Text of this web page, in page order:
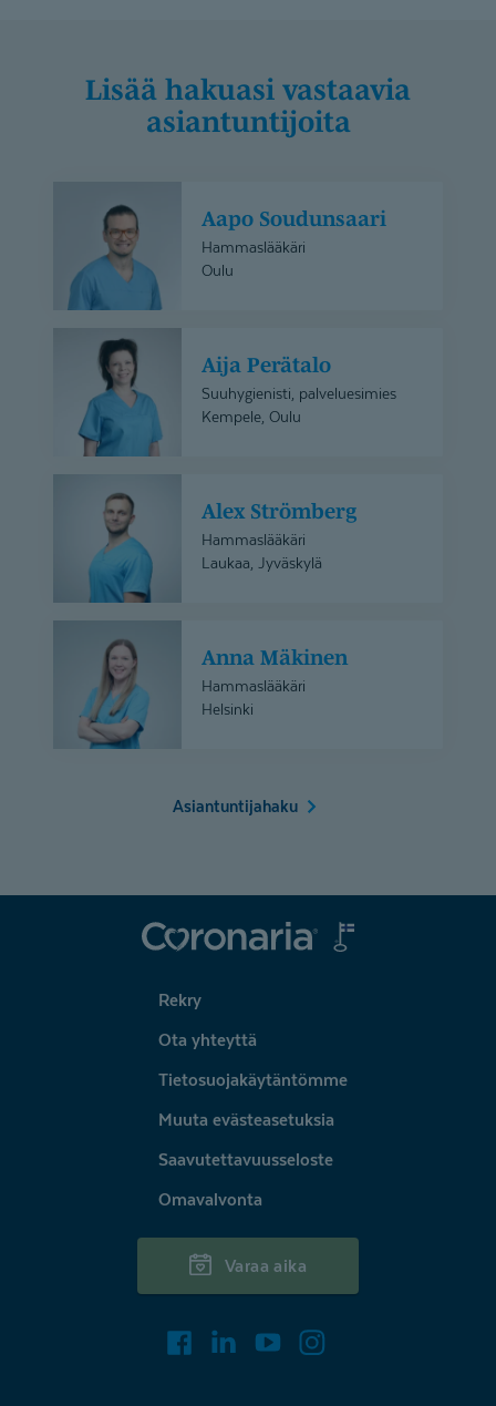
Lisää hakuasi vastaavia
asiantuntijoita
Soudunsaari
Aapo Soudunsaari
Hammaslääkäri
Oulu
Perätalo
Aija Perätalo
Suuhygienisti, palveluesimies
Kempele, Oulu
Strömberg
Alex Strömberg
Hammaslääkäri
Laukaa, Jyväskylä
Mäkinen
Anna Mäkinen
Hammaslääkäri
Helsinki
Asiantuntijahaku
Coronaria
Rekry
Ota yhteyttä
Tietosuojakäytäntömme
Muuta evästeasetuksia
Saavutettavuusseloste
Omavalvonta
Varaa aika
FacebookLinkedInYoutube